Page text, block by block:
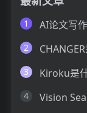
1
2
3
4